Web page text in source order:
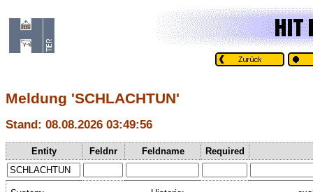
Meldung 'SCHLACHTUN'
Stand: 08.08.2026 03:49:56
Entity Feldnr Feldname Required